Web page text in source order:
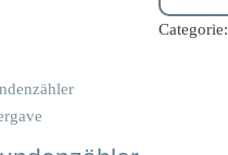
Categorie: